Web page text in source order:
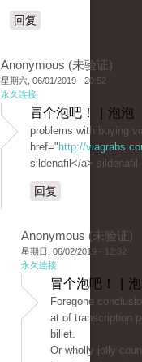
回复
Anonymous (未验证)
星期六, 06/01/2019 - 20:52
永久连接
冒个泡吧！ | 泡泡
problems with buying
href=" http://
sildenafil</a> sildenafil
回复
Anonymous (未验证)
星期日, 06/02/2019 - 12:32
永久连接
冒个泡吧！ |
Foregone
at of transcription
billet.
Or wholly jolly